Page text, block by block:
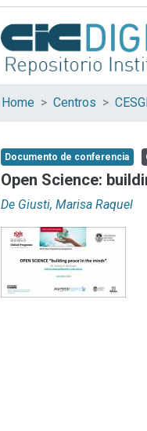
Home Centros
Documento de conferencia
Open Science:
De Giusti, Marisa Raquel